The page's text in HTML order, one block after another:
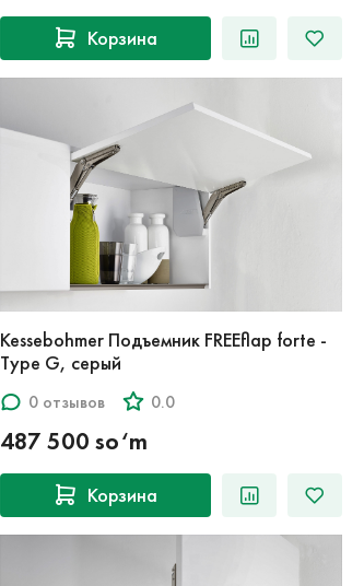
Корзина
Kessebohmer Подъемник FREEflap forte -
Type G, серый
0 отзывов 0.0
487 500 so‘m
Корзина